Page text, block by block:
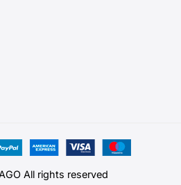
All rights reserved